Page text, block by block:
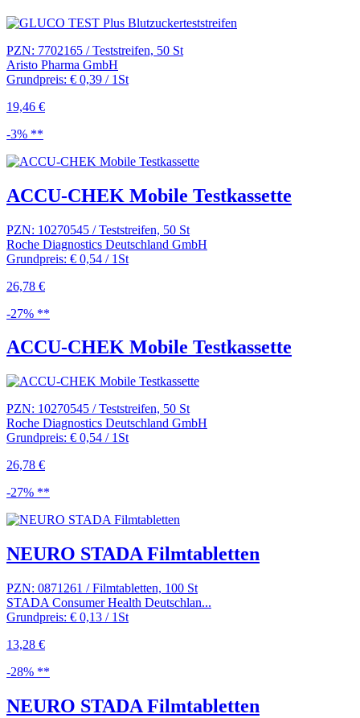
PZN: 7702165 / Teststreifen, 50 St
Aristo Pharma GmbH
Grundpreis: € 0,39 / 1St
19,46 €
-3% **
ACCU-CHEK Mobile Testkassette
PZN: 10270545 / Teststreifen, 50 St
Roche Diagnostics Deutschland GmbH
Grundpreis: € 0,54 / 1St
26,78 €
-27% **
ACCU-CHEK Mobile Testkassette
PZN: 10270545 / Teststreifen, 50 St
Roche Diagnostics Deutschland GmbH
Grundpreis: € 0,54 / 1St
26,78 €
-27% **
NEURO STADA Filmtabletten
PZN: 0871261 / Filmtabletten, 100 St
STADA Consumer Health Deutschlan...
Grundpreis: € 0,13 / 1St
13,28 €
-28% **
NEURO STADA Filmtabletten